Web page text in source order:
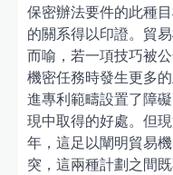
保密辦法要件的此種
的關系得以印證。貿
而喻，若一項技巧被
機密任務時發生更多
進專利範疇設置了障
現中取得的好處。但
年，這足以闡明貿易
突，這兩種計劃之間